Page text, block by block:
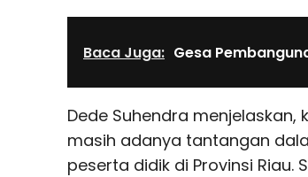
Baca Juga: Gesa
Dede Suhendra
masih adanya tantangan
peserta didik di Provinsi Riau.